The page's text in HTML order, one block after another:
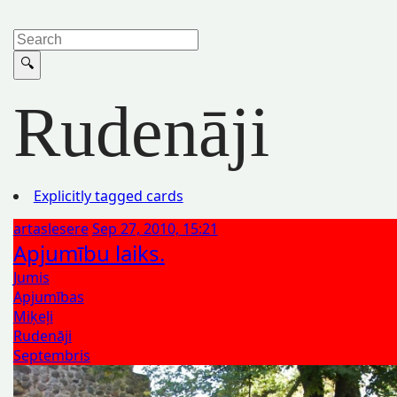
Rudenāji
Explicitly tagged cards
artaslesereSep 27, 2010, 15:21
Apjumību laiks.
Jumis
Apjumības
Miķeļi
Rudenāji
Septembris